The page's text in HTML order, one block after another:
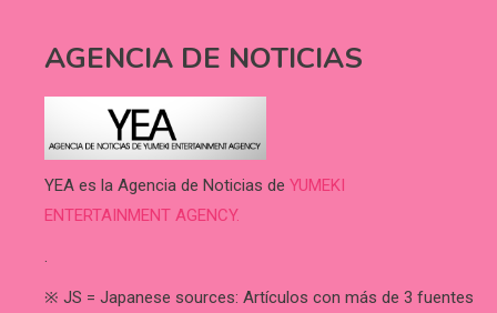
AGENCIA DE NOTICIAS
YEA es la Agencia de Noticias de YUMEKI
ENTERTAINMENT AGENCY.
.
※ JS = Japanese sources: Artículos con más de 3 fuentes